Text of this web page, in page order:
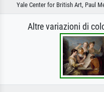
Yale Center for British Art, Paul
Altre variazioni di